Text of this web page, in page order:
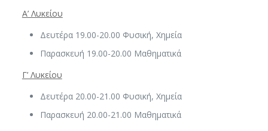
Α’ Λυκείου
Δευτέρα 19.00-20.00 Φυσική, Χημεία
Παρασκευή 19.00-20.00 Μαθηματικά
Γ’ Λυκείου
Δευτέρα 20.00-21.00 Φυσική, Χημεία
Παρασκευή 20.00-21.00 Μαθηματικά